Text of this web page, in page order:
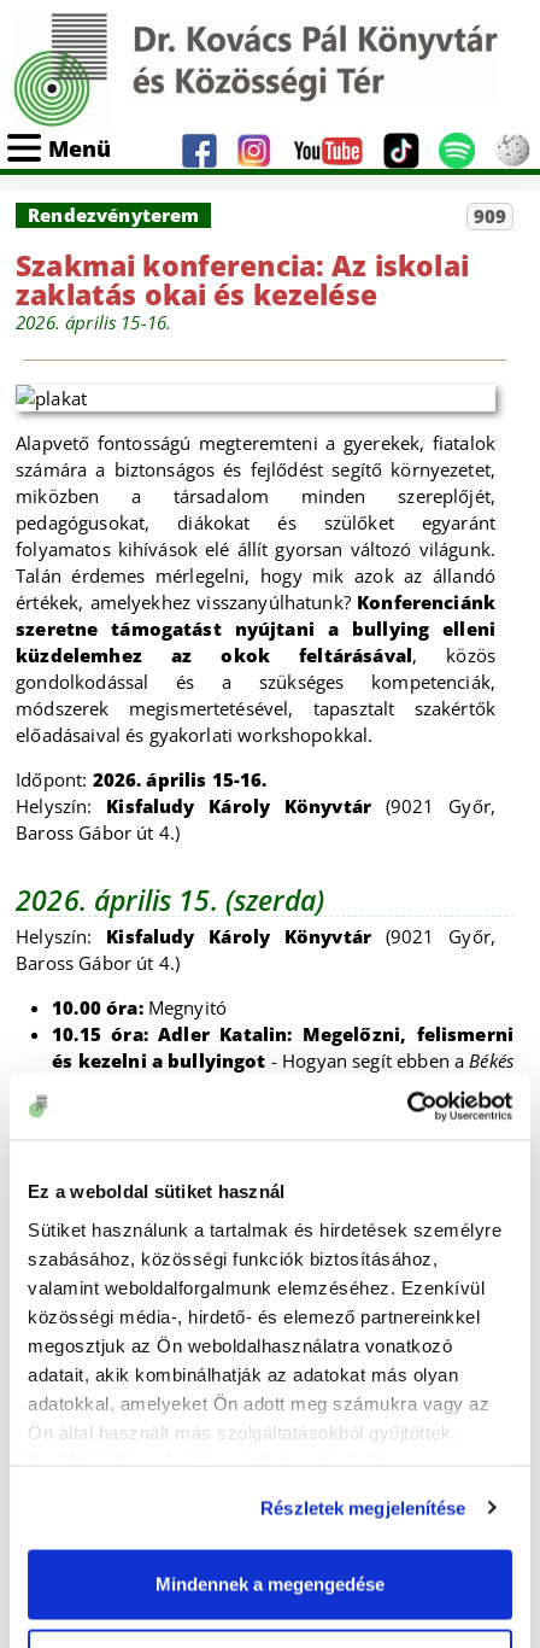
Ez a weboldal sütiket használ
Sütiket használunk a tartalmak és hirdetések személyre
szabásához, közösségi funkciók biztosításához,
valamint weboldalforgalmunk elemzéséhez. Ezenkívül
közösségi média-, hirdető- és elemező partnereinkkel
megosztjuk az Ön weboldalhasználatra vonatkozó
adatait, akik kombinálhatják az adatokat más olyan
adatokkal, amelyeket Ön adott meg számukra vagy az
Ön által használt más szolgáltatásokból gyűjtöttek.
Részletek megjelenítése
Mindennek a megengedése
Menü
909
Rendezvényterem
Szakmai konferencia: Az iskolai
zaklatás okai és kezelése
2026. április 15-16.
Alapvető fontosságú megteremteni a gyerekek, fiatalok
számára a biztonságos és fejlődést segítő környezetet,
miközben a társadalom minden szereplőjét,
pedagógusokat, diákokat és szülőket egyaránt
folyamatos kihívások elé állít gyorsan változó világunk.
Talán érdemes mérlegelni, hogy mik azok az állandó
értékek, amelyekhez visszanyúlhatunk? Konferenciánk
szeretne támogatást nyújtani a bullying elleni
küzdelemhez az okok feltárásával, közös
gondolkodással és a szükséges kompetenciák,
módszerek megismertetésével, tapasztalt szakértők
előadásaival és gyakorlati workshopokkal.
Időpont: 2026. április 15-16.
Helyszín: Kisfaludy Károly Könyvtár (9021 Győr,
Baross Gábor út 4.)
2026. április 15. (szerda)
Helyszín: Kisfaludy Károly Könyvtár (9021 Győr,
Baross Gábor út 4.)
10.00 óra:Megnyitó
10.15 óra: Adler Katalin: Megelőzni, felismerni
és kezelni a bullyingot - Hogyan segít ebben a Békés
Balázs György: A bullying pillangó-
kezelése a köznevelésben
felelősség
12.00 – 13.30 óra: Workshopok (párhuzamosan a
rendezvényteremben és a Muzeális gyűjteményben)
12.00 óra: Az intézményi dráma lehetőségei az
osztályközösségekben– 90 perc
Vezetők: Hegyes Katalin, Menyhárt Felícia
12.00 óra: Balázs György: Konfliktuskezelés és
bullying-prevenció a gyakorlatban– 45 perc
Közös beszélgetés(lezárás) -
2026. április 16. (csütörtök)
Helyszín: